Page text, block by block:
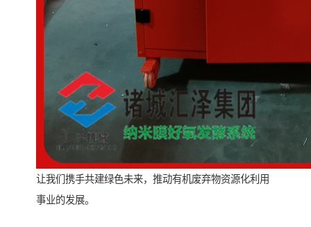
让我们携手共建绿色未来，推动有机废弃物资源化利用
事业的发展。